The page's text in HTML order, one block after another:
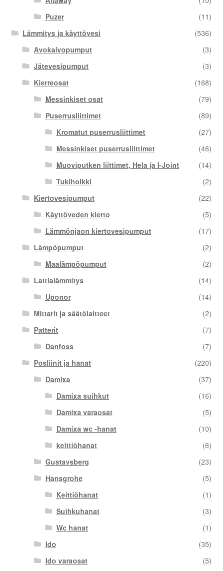
Puzer
(11)
Lämmitys ja käyttövesi
(536)
Avokaivopumput
(3)
Jätevesipumput
(3)
Kierreosat
(168)
Messinkiset osat
(79)
Puserrusliittimet
(89)
Kromatut puserrusliittimet
(27)
Messinkiset puserrusliittimet
(46)
Muoviputken liittimet, Hela ja I-Joint
(14)
Tukiholkki
(2)
Kiertovesipumput
(22)
Käyttöveden kierto
(5)
Lämmönjaon kiertovesipumput
(17)
Lämpöpumput
(2)
Maalämpöpumput
(2)
Lattialämmitys
(14)
Uponor
(14)
Mittarit ja säätölaitteet
(2)
Patterit
(7)
Danfoss
(7)
Posliinit ja hanat
(220)
Damixa
(37)
Damixa suihkut
(16)
Damixa varaosat
(5)
Damixa wc -hanat
(10)
keittiöhanat
(6)
Gustavsberg
(23)
Hansgrohe
(5)
Keittiöhanat
(1)
Suihkuhanat
(3)
Wc hanat
(1)
Ido
(35)
Ido varaosat
(5)